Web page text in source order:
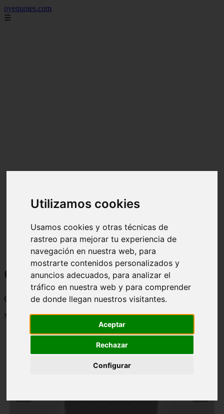
Utilizamos cookies
Usamos cookies y otras técnicas de
rastreo para mejorar tu experiencia de
navegación en nuestra web, para
mostrarte contenidos personalizados y
anuncios adecuados, para analizar el
tráfico en nuestra web y para comprender
de donde llegan nuestros visitantes.
Aceptar
Rechazar
Configurar
oyequotes.com
☰
Curiosidades y Sabias que
Cosas curiosas, curiosidades, noticias impactantes y mucho mas
Mostrando 1 - 24 de 2833 artículos